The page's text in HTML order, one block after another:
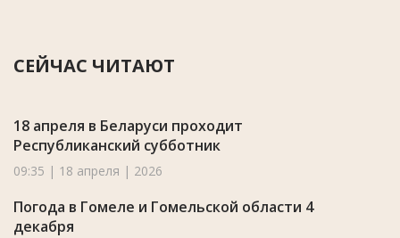
СЕЙЧАС ЧИТАЮТ
18 апреля в Беларуси проходит
Республиканский субботник
09:35 | 18 апреля | 2026
Погода в Гомеле и Гомельской области 4
декабря